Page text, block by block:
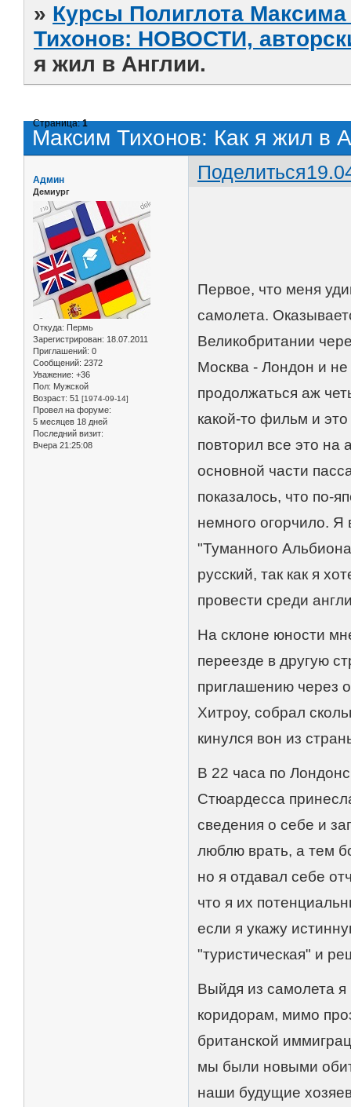
» Курсы Полиглота
Тихонов: НОВОСТИ,
я жил в Англии.
Максим Тихонов: Как я жил в
Страница:1
Поделиться
Админ
Демиург
Откуда: Пермь
Зарегистрирован: 18.07.2011
Приглашений: 0
Сообщений: 2372
Уважение: +36
Пол: Мужской
Возраст: 51 [1974-09-14]
Провел на форуме:
5 месяцев 18 дней
Последний визит:
Вчера 21:25:08
Первое, что меня
самолета.
Великобритании
Москва - Лондон и не
продолжаться аж
какой-то фильм и
повторил все это на
основной части
показалось, что по-
немного огорчило. Я
"Туманного
русский, так как я
провести среди
На склоне юности
переезде в другую
приглашению через
Хитроу, собрал
кинулся вон из
В 22 часа по
Стюардесса
сведения о себе и
люблю врать, а тем
но я отдавал себе
что я их
если я укажу
"туристическая" и
Выйдя из самолета я
коридорам, мимо
британской
мы были новыми
наши будущие